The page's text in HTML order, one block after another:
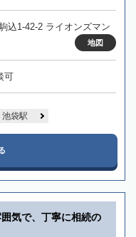
込1-42-2 ライオンズマン
地図
可
池袋駅
気で、丁寧に相続の